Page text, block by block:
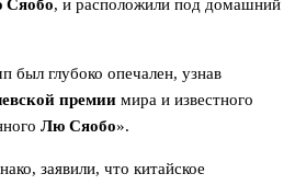
, и расположили под домашний
был глубоко опечален, узнав
премии мира и известного
Лю Сяобо».
заявили, что китайское